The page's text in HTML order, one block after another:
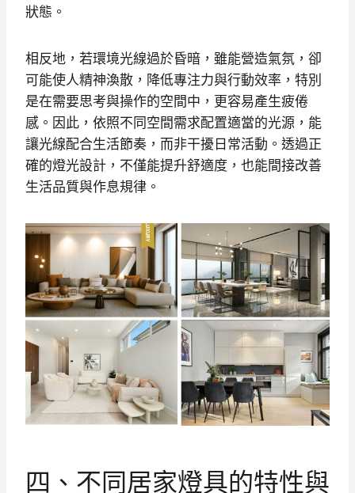
狀態。
相反地，若環境光線過於昏暗，雖能營造氣氛，卻
可能使人精神渙散，降低專注力與行動效率，特別
是在需要思考與操作的空間中，更容易產生疲倦
感。因此，依照不同空間需求配置適當的光源，能
讓光線配合生活節奏，而非干擾日常活動。透過正
確的燈光設計，不僅能提升舒適度，也能間接改善
生活品質與作息規律。
四、不同居家燈具的特性與